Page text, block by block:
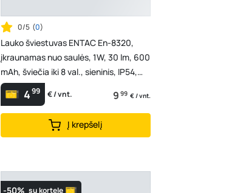
0/5 (0)
Lauko šviestuvas ENTAC En-8320,
įkraunamas nuo saulės, 1W, 30 lm, 600
mAh, šviečia iki 8 val., sieninis, IP54,
juodos sp...
499 € / vnt. 9 99 € / vnt.
Į krepšelį
-50% su kortele